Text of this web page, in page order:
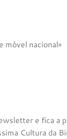
móvel nacional»
e fica a
Cultura da